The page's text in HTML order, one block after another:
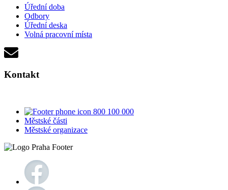
Úřední doba
Odbory
Úřední deska
Volná pracovní místa
Kontakt
800 100 000
Městské části
Městské organizace